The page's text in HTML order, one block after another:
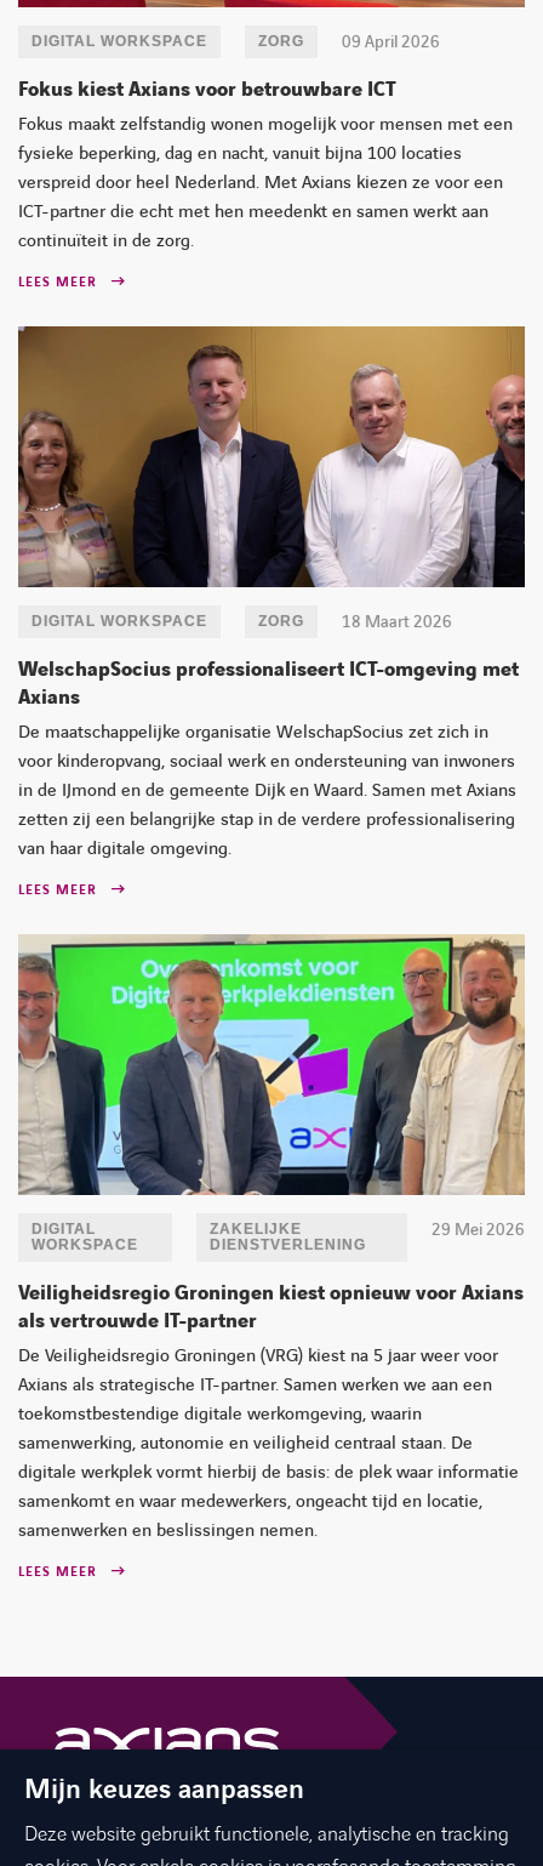
09 April 2026
DIGITAL WORKSPACE ZORG
Fokus kiest Axians voor betrouwbare ICT
Fokus maakt zelfstandig wonen mogelijk voor mensen met een
fysieke beperking, dag en nacht, vanuit bijna 100 locaties
verspreid door heel Nederland. Met Axians kiezen ze voor een
ICT-partner die echt met hen meedenkt en samen werkt aan
continuïteit in de zorg.
LEES MEER
18 Maart 2026
DIGITAL WORKSPACE ZORG
WelschapSocius professionaliseert ICT-omgeving met
Axians
De maatschappelijke organisatie WelschapSocius zet zich in
voor kinderopvang, sociaal werk en ondersteuning van inwoners
in de IJmond en de gemeente Dijk en Waard. Samen met Axians
zetten zij een belangrijke stap in de verdere professionalisering
van haar digitale omgeving.
LEES MEER
29 Mei 2026
DIGITAL
WORKSPACE
ZAKELIJKE
DIENSTVERLENING
Veiligheidsregio Groningen kiest opnieuw voor Axians
als vertrouwde IT-partner
De Veiligheidsregio Groningen (VRG) kiest na 5 jaar weer voor
Axians als strategische IT-partner. Samen werken we aan een
toekomstbestendige digitale werkomgeving, waarin
samenwerking, autonomie en veiligheid centraal staan. De
digitale werkplek vormt hierbij de basis: de plek waar informatie
samenkomt en waar medewerkers, ongeacht tijd en locatie,
samenwerken en beslissingen nemen.
LEES MEER
The best of ICT with a human touch
Mijn keuzes aanpassen
Deze website gebruikt functionele, analytische en tracking